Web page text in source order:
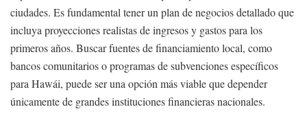
ciudades. Es fundamental tener un plan de negocios detallado que
incluya proyecciones realistas de ingresos y gastos para los
primeros años. Buscar fuentes de financiamiento local, como
bancos comunitarios o programas de subvenciones específicos
para Hawái, puede ser una opción más viable que depender
únicamente de grandes instituciones financieras nacionales.